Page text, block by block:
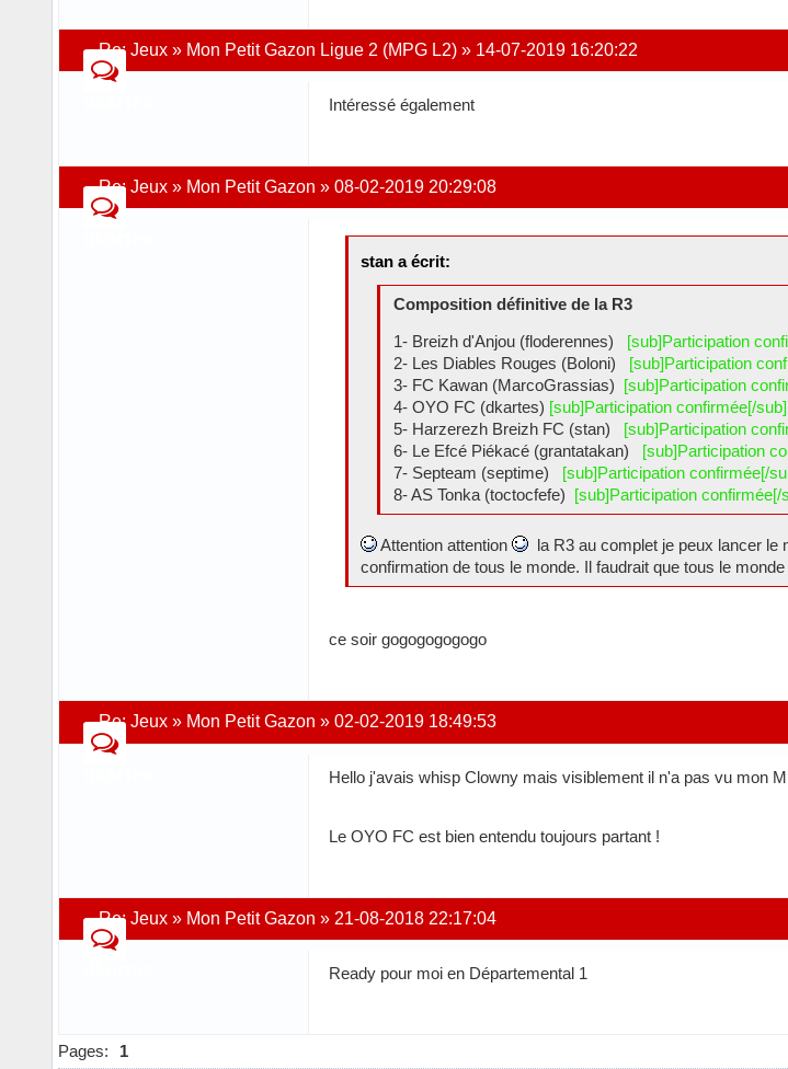
Re:Jeux » Mon Petit Gazon Ligue 2 (MPG L2) » 14-07-2019 16:20:22
Intéressé également
Re:Jeux » Mon Petit Gazon »08-02-2019 20:29:08
stan a écrit:
Composition définitive de la R3
1- Breizh d'Anjou (floderennes) [sub]Participation
2- Les Diables Rouges (Boloni) [sub]Participation
3- FC Kawan (MarcoGrassias) [sub]Participation
4- OYO FC (dkartes) [sub]Participation confirmée[/sub]
5- Harzerezh Breizh FC (stan) [sub]Participation
6- Le Efcé Piékacé (grantatakan) [sub]Participation
7- Septeam (septime) [sub]Participation confirmée[/
8- AS Tonka (toctocfefe) [sub]Participation confirmée[/
Attention attention
la R3 au complet je peux lancer le
confirmation de tous le monde. Il faudrait que tous le
ce soir gogogogogogo
Re:Jeux » Mon Petit Gazon »02-02-2019 18:49:53
Hello j'avais whisp Clowny mais visiblement il n'a pas vu mon
Le OYO FC est bien entendu toujours partant !
Re:Jeux » Mon Petit Gazon » 21-08-2018 22:17:04
Ready pour moi en Départemental 1
Pages:
1